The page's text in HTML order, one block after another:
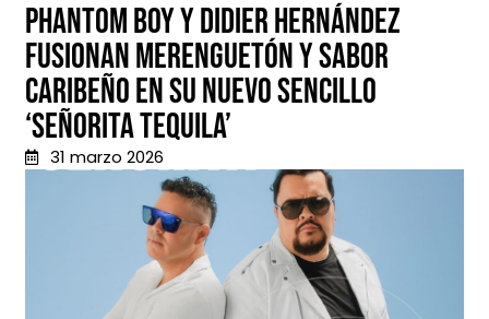
Phantom Boy y Didier Hernández
fusionan merenguetón y sabor
caribeño en su nuevo sencillo
‘Señorita Tequila’
31 marzo 2026